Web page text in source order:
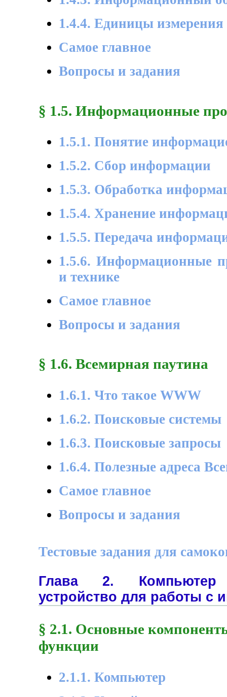
1.4.4. Единицы
Самое главное
Вопросы и задания
§ 1.5. Информационные
1.5.1. Понятие
1.5.2. Сбор информации
1.5.3. Обработка
1.5.4. Хранение
1.5.5. Передача
1.5.6. Информационные
и технике
Самое главное
Вопросы и задания
§ 1.6. Всемирная паутина
1.6.1. Что такое WWW
1.6.2. Поисковые системы
1.6.3. Поисковые запросы
1.6.4. Полезные адреса
Самое главное
Вопросы и задания
Тестовые задания для
Глава 2. Компьютер
устройство для работы с
§ 2.1. Основные
функции
2.1.1. Компьютер